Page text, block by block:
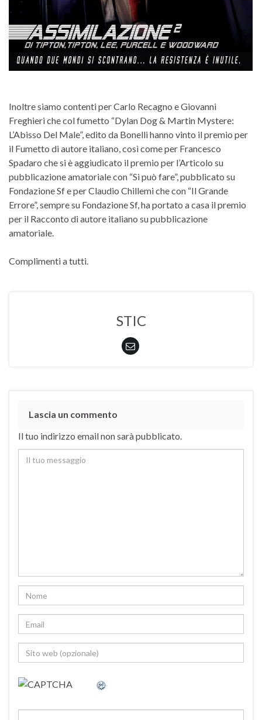
Inoltre siamo contenti per Carlo Recagno e Giovanni
Freghieri che col fumetto “Dylan Dog & Martin Mystere:
L’Abisso Del Male”, edito da Bonelli hanno vinto il premio per
il Fumetto di autore italiano, così come per Francesco
Spadaro che si è aggiudicato il premio per l’Articolo su
pubblicazione amatoriale con “Si può fare”, pubblicato su
Fondazione Sf e per Claudio Chillemi che con “Il Grande
Errore”, sempre su Fondazione Sf, ha portato a casa il premio
per il Racconto di autore italiano su pubblicazione
amatoriale.
Complimenti a tutti.
STIC
Lascia un commento
Il tuo indirizzo email non sarà pubblicato.